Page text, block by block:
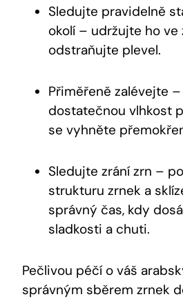
Sledujte pravidelně
okolí – udržujte ho ve
odstraňujte plevel.
Přiměřeně zalévejte
dostatečnou vlhkost
se vyhněte
Sledujte zrání zrn –
strukturu zrnek a
správný čas, kdy
sladkosti a chuti.
Pečlivou péčí o váš
správným sběrem zrnek